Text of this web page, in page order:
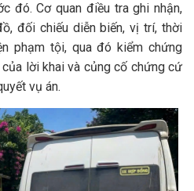
đó. Cơ quan điều tra ghi nhận,
đối chiếu diễn biến, vị trí, thời
phạm tội, qua đó kiểm chứng
lời khai và củng cố chứng cứ
vụ án.